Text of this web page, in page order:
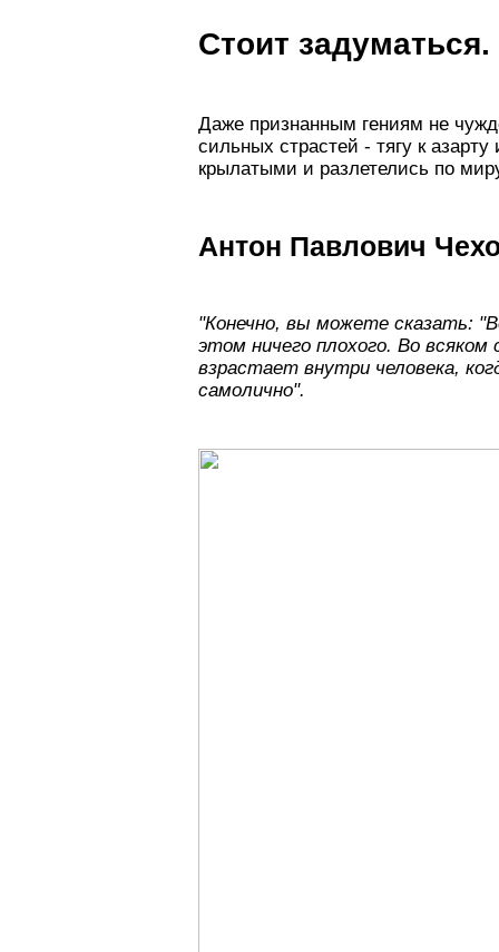
Стоит
Даже признанным гениям не
сильных страстей - тягу к
крылатыми и разлетелись по
Антон Павлович
"Конечно, вы можете сказать:
этом ничего плохого. Во
взрастает внутри человека,
самолично".